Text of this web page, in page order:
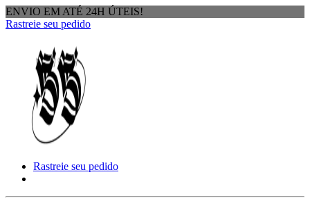
ENVIO EM ATÉ 24H ÚTEIS!
Rastreie seu pedido
Rastreie seu pedido